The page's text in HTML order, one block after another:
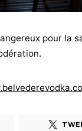
pour la